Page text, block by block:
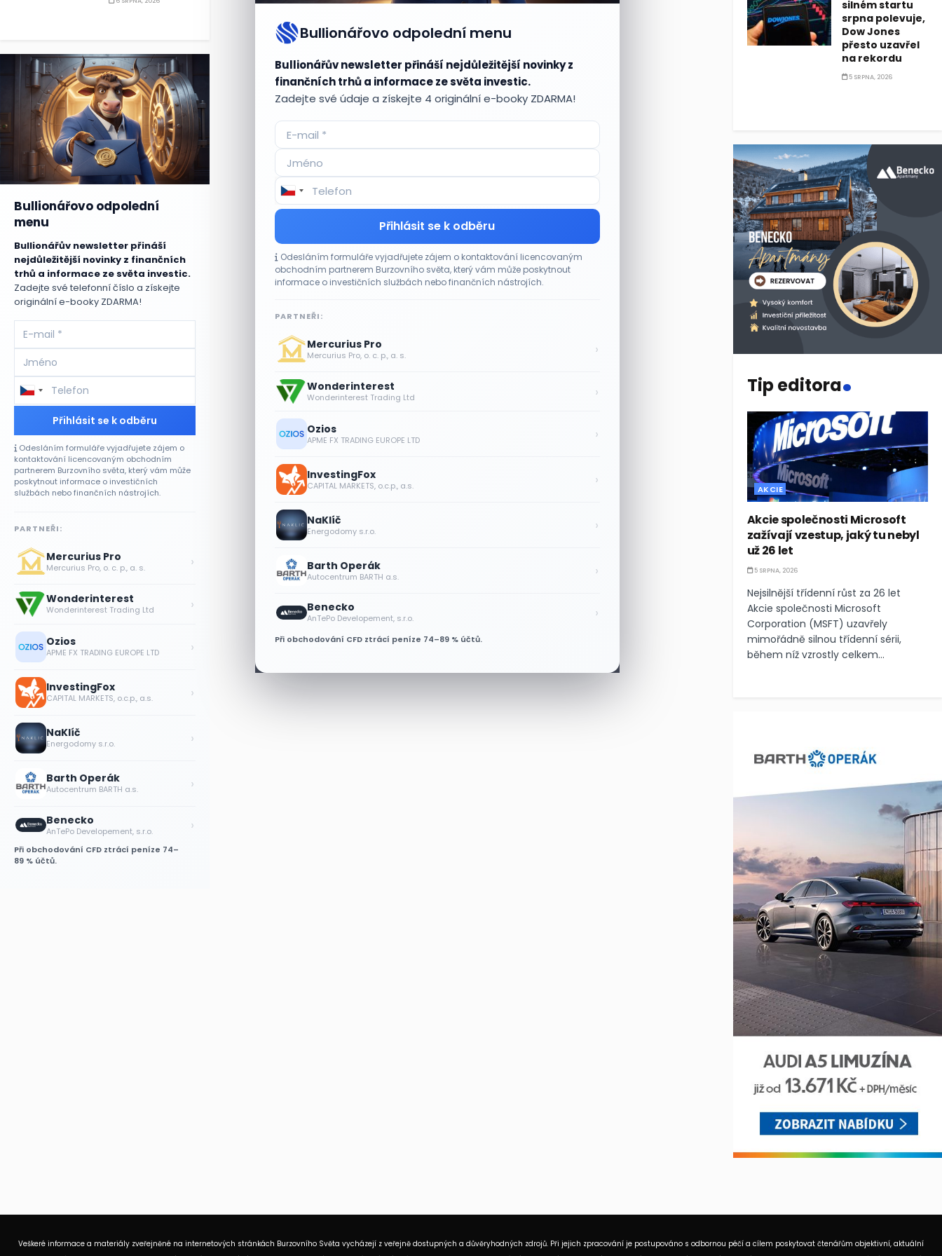
Bullionářovo odpolední menu
Bullionářův newsletter přináší nejdůležitější novinky z
finančních trhů a informace ze světa investic.
Zadejte své údaje a získejte 4 originální e-booky ZDARMA!
Přihlásit se k odběru
Odesláním formuláře vyjadřujete zájem o kontaktování licencovaným
obchodním partnerem Burzovního světa, který vám může poskytnout
informace o investičních službách nebo finančních nástrojích.
PARTNEŘI:
Mercurius Pro
Mercurius Pro, o. c. p., a. s. ›
Wonderinterest
Wonderinterest Trading Ltd ›
Ozios
APME FX TRADING EUROPE LTD ›
InvestingFox
CAPITAL MARKETS, o.c.p., a.s. ›
NaKlíč
Energodomy s.r.o. ›
Barth Operák
Autocentrum BARTH a.s. ›
Benecko
AnTePo Developement, s.r.o. ›
Při obchodování CFD ztrácí peníze 74–89 % účtů.
Bullionářovo odpolední
menu
Bullionářův newsletter přináší
nejdůležitější novinky z finančních
trhů a informace ze světa investic.
Zadejte své telefonní číslo a získejte
originální e-booky ZDARMA!
Přihlásit se k odběru
Odesláním formuláře vyjadřujete zájem o
kontaktování licencovaným obchodním
partnerem Burzovního světa, který vám může
poskytnout informace o investičních
službách nebo finančních nástrojích.
PARTNEŘI:
Mercurius Pro
Mercurius Pro, o. c. p., a. s. ›
Wonderinterest
Wonderinterest Trading Ltd ›
Ozios
APME FX TRADING EUROPE LTD ›
InvestingFox
CAPITAL MARKETS, o.c.p., a.s. ›
NaKlíč
Energodomy s.r.o. ›
Barth Operák
Autocentrum BARTH a.s. ›
Benecko
AnTePo Developement, s.r.o. ›
Při obchodování CFD ztrácí peníze 74–
89 % účtů.
silném startu
srpna polevuje,
Dow Jones
přesto uzavřel
na rekordu
5 SRPNA, 2026
Tip editora.
AKCIE
Akcie společnosti Microsoft
zažívají vzestup, jaký tu nebyl
už 26 let
5 SRPNA, 2026
Nejsilnější třídenní růst za 26 let
Akcie společnosti Microsoft
Corporation (MSFT) uzavřely
mimořádně silnou třídenní sérii,
během níž vzrostly celkem...
Veškeré informace a materiály zveřejněné na internetových stránkách Burzovního Světa vycházejí z veřejně dostupných a důvěryhodných zdrojů. Při jejich zpracování je postupováno s odbornou péčí a cílem poskytovat čtenářům objektivní, aktuální